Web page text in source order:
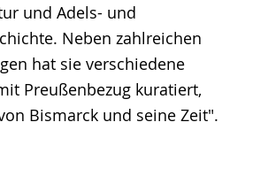
und Adels- und
Neben zahlreichen
hat sie verschiedene
Preußenbezug kuratiert,
Bismarck und seine Zeit".